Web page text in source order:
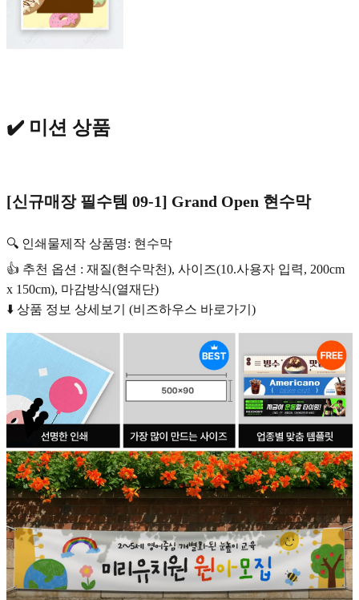
✔️ 미션 상품
[신규매장 필수템 09-1] Grand Open 현수막
🔍 인쇄물제작 상품명: 현수막
👍 추천 옵션 : 재질(현수막천), 사이즈(10.사용자 입력, 200cm
x 150cm), 마감방식(열재단)
⬇️ 상품 정보 상세보기 (비즈하우스 바로가기)